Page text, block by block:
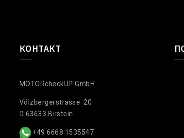
КОНТАКТ
MOTORcheckUP GmbH
Völzbergerstrasse 20
D 63633 Birstein
+49 6668 1535547